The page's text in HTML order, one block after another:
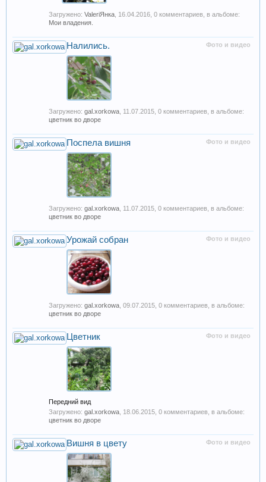
Загружено: ValeriЯнка 16.04.2016 , 0 комментариев, в альбоме:
Мои владения.
Фото и видео
Налились.
Загружено: gal.xorkowa 11.07.2015 , 0 комментариев, в альбоме:
цветник во дворе
Фото и видео
Поспела вишня
Загружено: gal.xorkowa 11.07.2015 , 0 комментариев, в альбоме:
цветник во дворе
Фото и видео
Урожай собран
Загружено: gal.xorkowa 09.07.2015 , 0 комментариев, в альбоме:
цветник во дворе
Фото и видео
Цветник
Передний вид
Загружено: gal.xorkowa 18.06.2015 , 0 комментариев, в альбоме:
цветник во дворе
Фото и видео
Вишня в цвету